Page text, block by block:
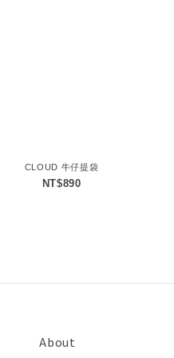
CLOUD 牛仔提袋
NT$890
About